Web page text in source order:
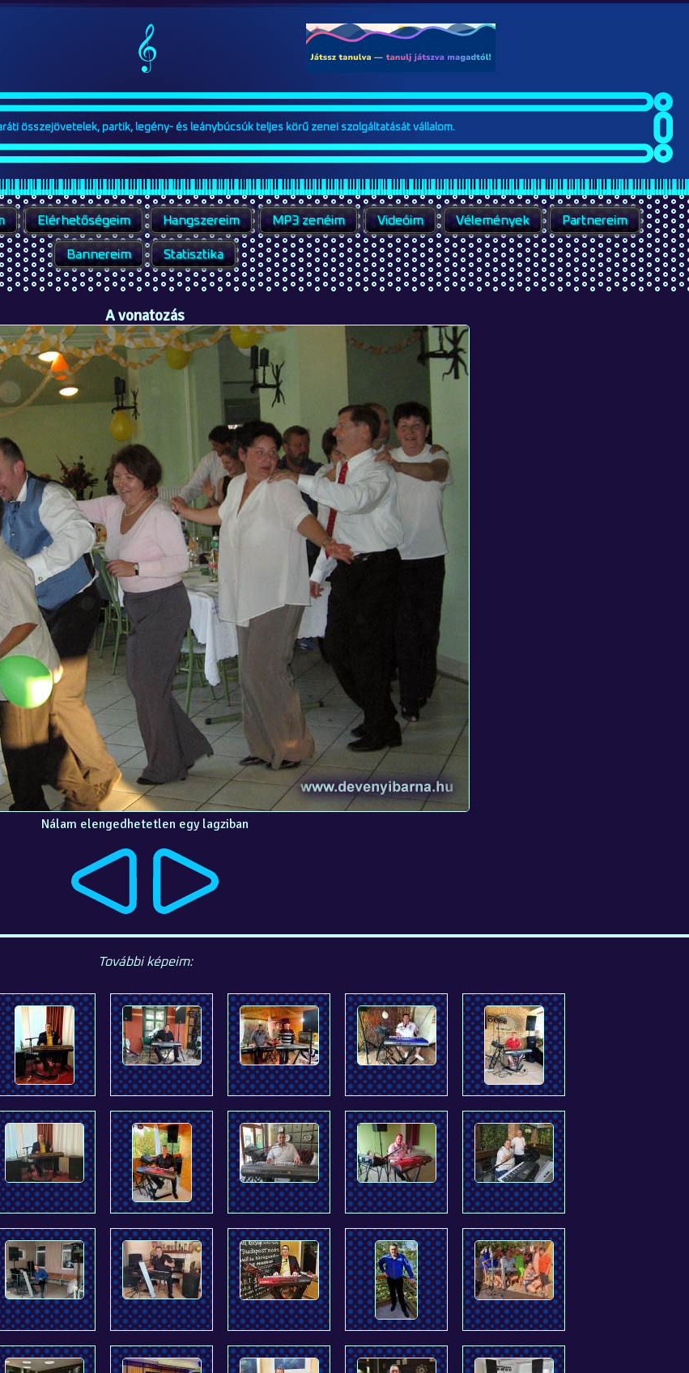
összejövetelek, partik, legény- és leánybúcsúk teljes körű zenei szolgáltatását vállalom.
Elérhetőségeim Hangszereim MP3 zenéim Videóim Vélemények Partnereim
Bannereim Statisztika
A vonatozás
Nálam elengedhetetlen egy lagziban
További képeim: